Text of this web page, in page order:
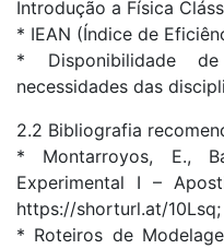
Introdução a Física
* IEAN (Índice de
* Disponibilidade
necessidades das
2.2 Bibliografia
* Montarroyos, E.,
Experimental I –
https://shorturl.at/10Lsq;
* Roteiros de